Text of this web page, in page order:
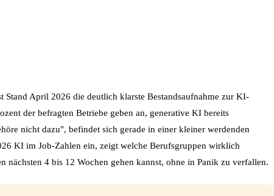
April 2026 die deutlich klarste Bestandsaufnahme zur KI-
der befragten Betriebe geben an, generative KI bereits
nicht dazu", befindet sich gerade in einer kleiner werdenden
KI im Job-Zahlen ein, zeigt welche Berufsgruppen wirklich
nächsten 4 bis 12 Wochen gehen kannst, ohne in Panik zu verfallen.